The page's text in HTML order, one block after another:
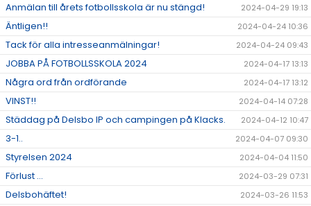
Anmälan till årets fotbollsskola är nu stängd! 2024-04-29 19:13
Äntligen!! 2024-04-24 10:36
Tack för alla intresseanmälningar! 2024-04-24 09:43
JOBBA PÅ FOTBOLLSSKOLA 2024 2024-04-17 13:13
Några ord från ordförande 2024-04-17 13:12
VINST!! 2024-04-14 07:28
Städdag på Delsbo IP och campingen på Klacks. 2024-04-12 10:47
3-1.. 2024-04-07 09:30
Styrelsen 2024 2024-04-04 11:50
Förlust ... 2024-03-29 07:31
Delsbohäftet! 2024-03-26 11:53